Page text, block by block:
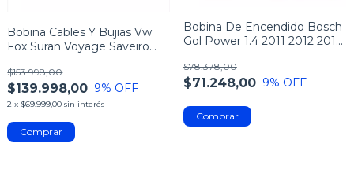
Bobina Cables Y Bujias Vw
Fox Suran Voyage Saveiro
$139.998,00
$153.998,00
9% OFF
2 x $69.999,00 sin interés
Bobina De Encendido Bosch
Gol Power 1.4 2011 2012 2013
$71.248,00
$78.378,00
9% OFF